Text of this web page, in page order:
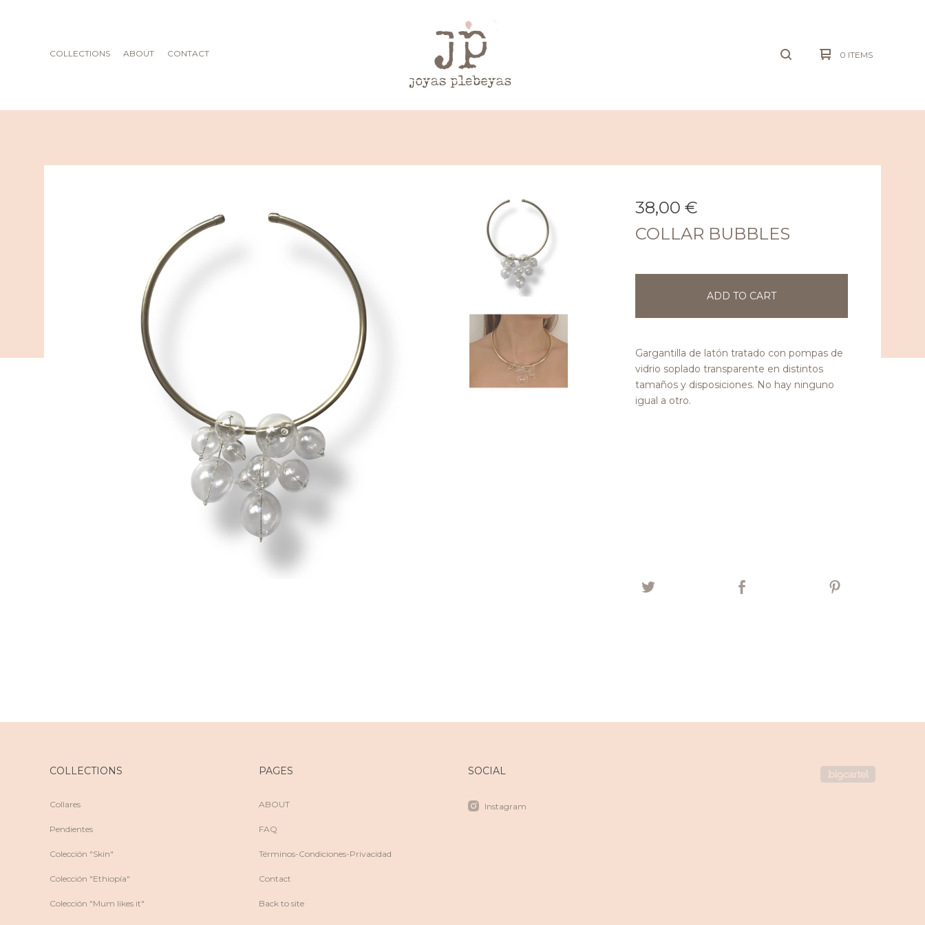
COLLECTIONS ABOUT CONTACT 0 ITEMS
38,00 €
COLLAR BUBBLES
ADD TO CART
Gargantilla de latón tratado con pompas de
vidrio soplado transparente en distintos
tamaños y disposiciones. No hay ninguno
igual a otro.
COLLECTIONS
Collares
Pendientes
Colección "Skin"
Colección "Ethiopía"
Colección "Mum likes it"
PAGES
ABOUT
FAQ
Términos-Condiciones-Privacidad
Contact
Back to site
SOCIAL
Instagram